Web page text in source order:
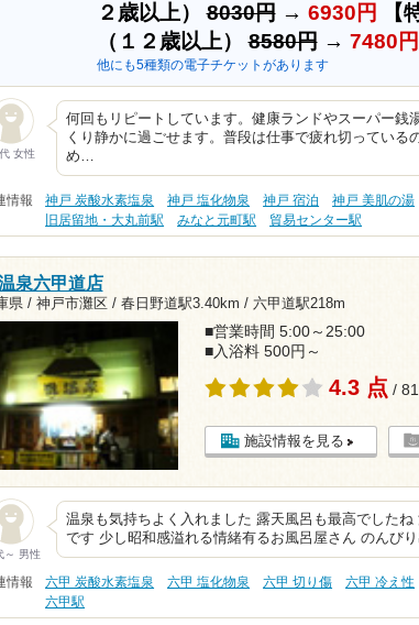
２歳以上）8030円→ 6930円
【
（１２歳以上）8580円→ 7480円
他にも5種類の電子チケットがあります
女性
何回もリピートしています。健康ランドやスーパー銭
くり静かに過ごせます。普段は仕事で疲れ切っている
め…
情報 神戸 炭酸水素塩泉 神戸 塩化物泉 神戸 宿泊 神戸 美肌の湯
旧居留地・大丸前駅
みなと元町駅 貿易センター駅
泉六甲道店
県 / 神戸市灘区 / 春日野道駅3.40km / 六甲道駅218m
■営業時間 5:00～25:00
■入浴料 500円～
4.3 点 /
施設情報を見る
～ 男性
温泉も気持ちよく入れました 露天風呂も最高でした
です 少し昭和感溢れる情緒有るお風呂屋さん のんび
情報 六甲 炭酸水素塩泉 六甲 塩化物泉 六甲 切り傷 六甲 冷え性
六甲駅